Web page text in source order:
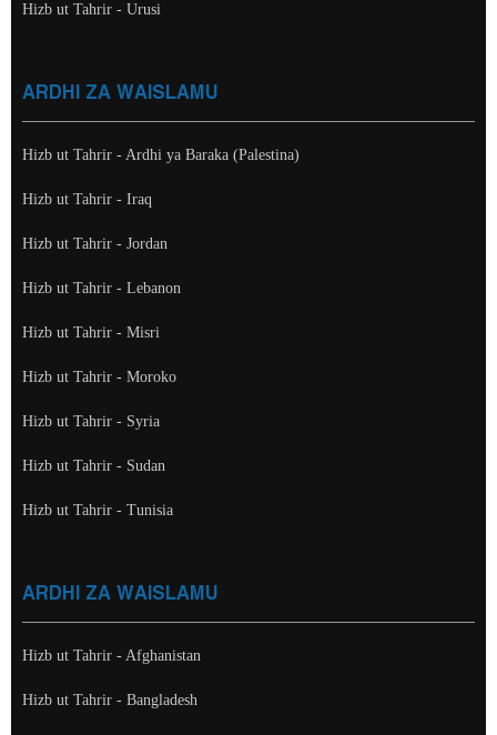
Hizb ut Tahrir - Urusi
ARDHI ZA WAISLAMU
Hizb ut Tahrir - Ardhi ya Baraka (Palestina)
Hizb ut Tahrir - Iraq
Hizb ut Tahrir - Jordan
Hizb ut Tahrir - Lebanon
Hizb ut Tahrir - Misri
Hizb ut Tahrir - Moroko
Hizb ut Tahrir - Syria
Hizb ut Tahrir - Sudan
Hizb ut Tahrir - Tunisia
ARDHI ZA WAISLAMU
Hizb ut Tahrir - Afghanistan
Hizb ut Tahrir - Bangladesh